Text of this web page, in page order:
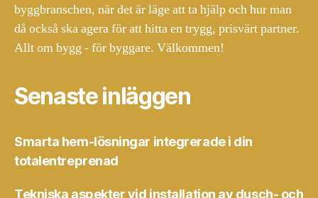
byggbranschen, när det är läge att ta hjälp och hur man
då också ska agera för att hitta en trygg, prisvärt partner.
Allt om bygg - för byggare. Välkommen!
Senaste inläggen
Smarta hem-lösningar integrerade i din
totalentreprenad
Tekniska aspekter vid installation av dusch- och